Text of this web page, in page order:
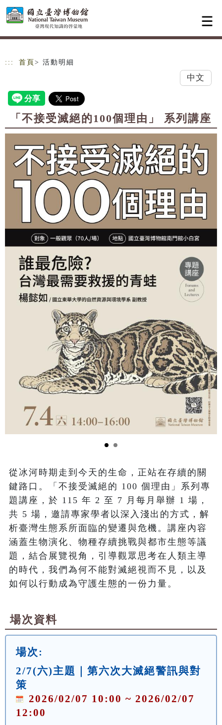
跳到主要內容
網站導覽
::: 首頁 > 活動明細
中文
「不接受滅絕的100個理由」 系列講座
從冰河時期走到今天的生命，正站在存續的關
鍵路口。「不接受滅絕的 100 個理由」系列專
題講座，於 115 年 2 至 7 月每月舉辦 1 場，
共 5 場，邀請專家學者以深入淺出的方式，解
析臺灣生態系所面臨的變遷與危機。講座內容
涵蓋生物演化、物種存續挑戰與都市生態等議
題，結合展覽視角，引導觀眾思考在人類主導
的時代，我們為何不能對滅絕視而不見，以及
如何以行動成為守護生態的一份力量。
場次資料
場次:
2/7(六)主題｜第六次大滅絕警訊與對
策
2026/02/07 10:00 ~ 2026/02/07
12:00